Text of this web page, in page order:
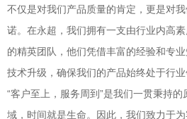
不仅是对我们产品质量的肯定，更是对
诺。在永超，我们拥有一支由行业内高
的精英团队，他们凭借丰富的经验和专
技术升级，确保我们的产品始终处于行业
“客户至上，服务周到”是我们一贯秉持
域，时间就是生命。因此，我们致力于